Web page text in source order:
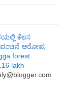
ಕೆಲಸ
ವಂಚನೆ ಆರೋಪ;
forest
lakh